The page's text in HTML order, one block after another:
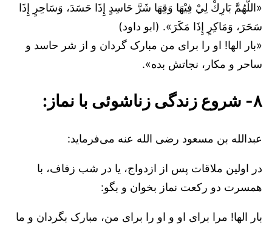
«اللَّهُمَّ بَارِكْ لِيْ فِيْهَا وَقِهَا شَرَّ حَاسِدٍ إِذَا حَسَدَ، وَسَاحِرٍ ‌إِذَا
سَحَرَ، وَمَاكِرٍ إِذَا مَكَرَ». (ابو داود)
«بار الها! او را برای من مبارک گردان و از شر حاسد و
ساحر و مکار، نجاتش بده».
۸- شروع زندگی زناشوئی با نماز:
عبد‌الله بن مسعود رضی الله عنه می‌فرماید:
در اولین ملاقات پس از ازدواج، یا در شب زفاف، با
همسرت دو رکعت نماز بخوان و بگو:
بار الها! مرا برای او و او را برای من، مبارک بگردان و ما